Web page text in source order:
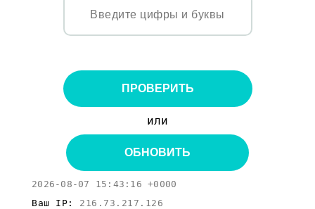
ПРОВЕРИТЬ
или
ОБНОВИТЬ
2026-08-07 15:43:16 +0000
Ваш IP: 216.73.217.126